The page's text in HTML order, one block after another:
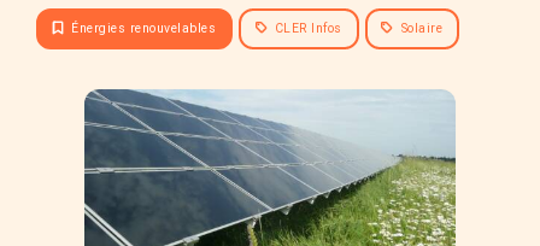
Énergies renouvelables CLER Infos Solaire